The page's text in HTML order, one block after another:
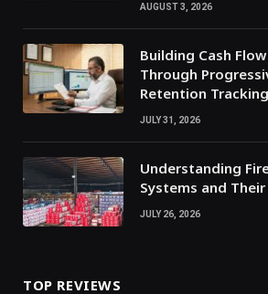
AUGUST 3, 2026
Building Cash
Through
Retention Tracking
JULY 31, 2026
Understanding
Systems and
JULY 26, 2026
TOP REVIEWS